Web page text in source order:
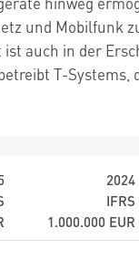
und Mobilfunk
auch in der
T-Systems,
2024
IFRS
1.000.000 EUR